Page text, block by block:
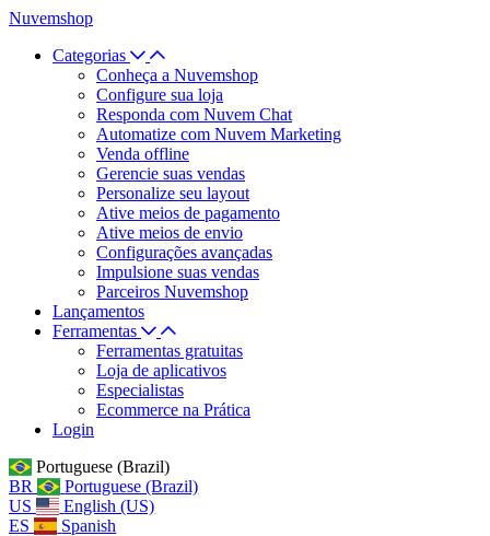
Nuvemshop
Categorias
Conheça a Nuvemshop
Configure sua loja
Responda com Nuvem Chat
Automatize com Nuvem Marketing
Venda offline
Gerencie suas vendas
Personalize seu layout
Ative meios de pagamento
Ative meios de envio
Configurações avançadas
Impulsione suas vendas
Parceiros Nuvemshop
Lançamentos
Ferramentas
Ferramentas gratuitas
Loja de aplicativos
Especialistas
Ecommerce na Prática
Login
Portuguese (Brazil)
BR
Portuguese (Brazil)
US
English (US)
ES
Spanish